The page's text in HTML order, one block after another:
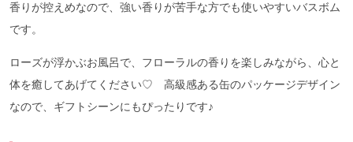
香りが控えめなので、強い香りが苦手な方でも使いやすいバスボム
です。
ローズが浮かぶお風呂で、フローラルの香りを楽しみながら、心と
体を癒してあげてください♡ 高級感ある缶のパッケージデザイン
なので、ギフトシーンにもぴったりです♪